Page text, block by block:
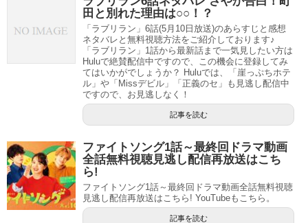
田と別れた理由は○○！？
「ラブリラン」6話(5月10日放送)のあらすじと感想
ネタバレと無料視聴方法をご紹介しております♪
「ラブリラン」1話から最新話まで一気見したい方は
Huluで絶賛配信中ですので、この機会に登録してみ
てはいかがでしょうか？ Huluでは、「崖っぷちホテ
ル」や「Missデビル」「正義のセ」も見逃し配信中
ですので、お見逃しなく！
記事を読む
ファイトソング1話～最終回ドラマ動画
全話無料視聴見逃し配信再放送はこち
ら!
ファイトソング1話～最終回ドラマ動画全話無料視聴
見逃し配信再放送はこちら! YouTubeもこちら。
記事を読む